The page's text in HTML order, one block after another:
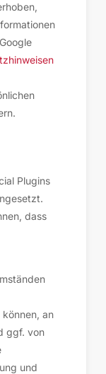
Plugins
dass
an
ggf. von
und